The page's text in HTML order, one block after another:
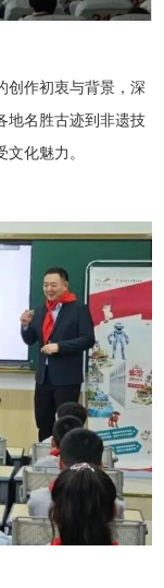
创作初衷与背景，深
名胜古迹到非遗技
化魅力。